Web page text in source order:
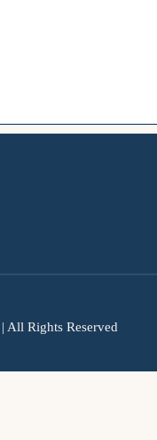
All Rights Reserved